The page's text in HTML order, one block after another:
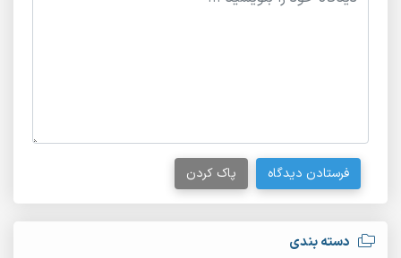
دسته بندی
فرستادن دیدگاه پاک کردن